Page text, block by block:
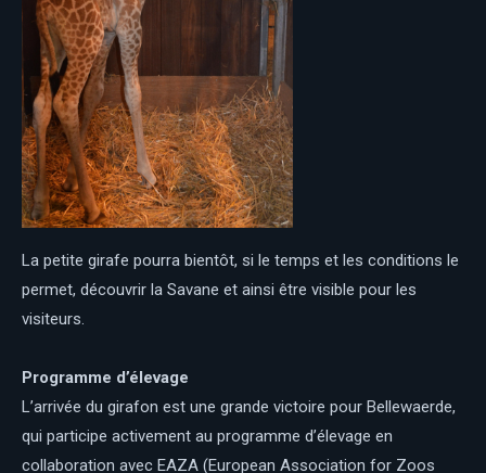
La petite girafe pourra bientôt, si le temps et les conditions le
permet, découvrir la Savane et ainsi être visible pour les
visiteurs.
Programme d’élevage
L’arrivée du girafon est une grande victoire pour Bellewaerde,
qui participe activement au programme d’élevage en
collaboration avec EAZA (European Association for Zoos